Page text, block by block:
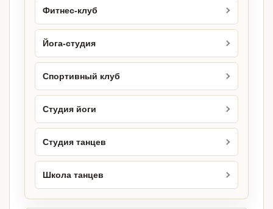
Фитнес-клуб
Йога-студия
Спортивный клуб
Студия йоги
Студия танцев
Школа танцев